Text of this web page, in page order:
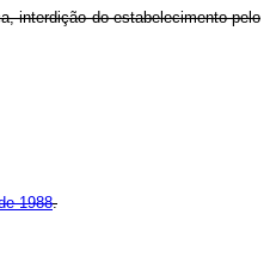
interdição do estabelecimento pelo
1988.